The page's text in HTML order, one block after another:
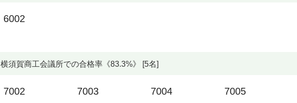
6002
横須賀商工会議所での合格率《83.3%》 [5名]
7002 7003 7004 7005